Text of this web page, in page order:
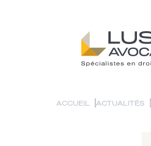
ACCUEIL ACTUALITÉS